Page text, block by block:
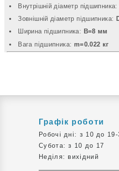
Внутрішній діаметр
Зовнішній діаметр підшипника:
Ширина підшипника: B=8 мм
Вага підшипника: m=0.022 кг
Графік роботи
Робочі дні: з 10 до 19-
Субота: з 10 до 17
Неділя: вихідний